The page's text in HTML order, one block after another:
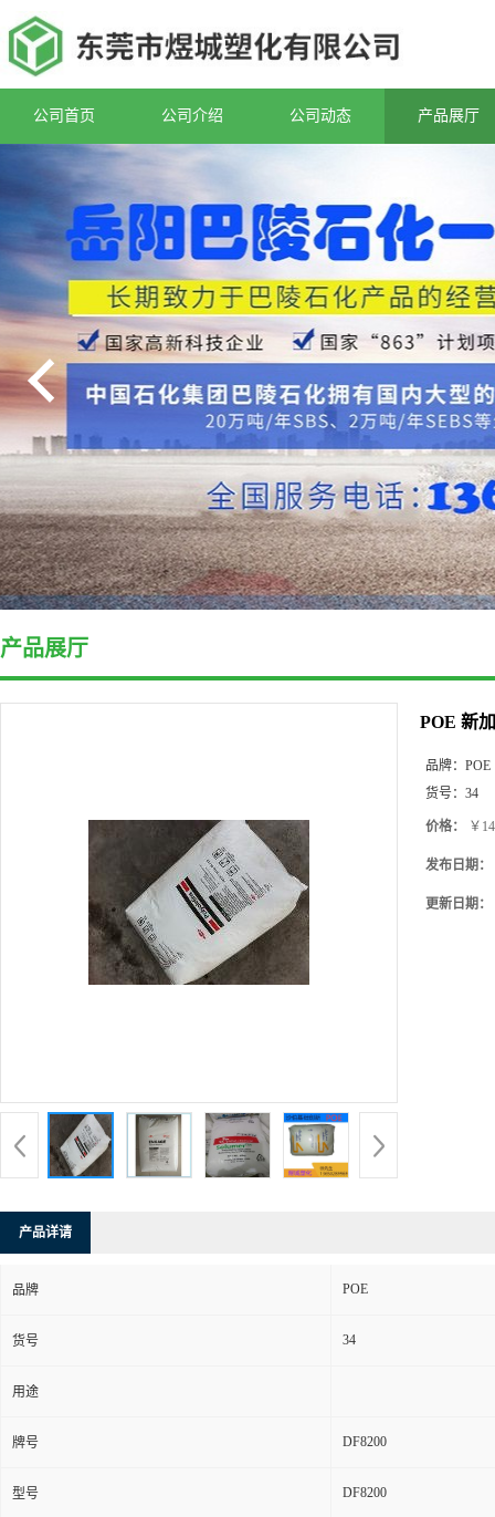
公司首页 公司介绍 公司动态 产品展厅
产品展厅
POE 新
品牌： POE
货号： 34
价格： ￥
发布日期：
更新日期：
产品详请
品牌 POE
货号 34
用途
牌号 DF8200
型号 DF8200